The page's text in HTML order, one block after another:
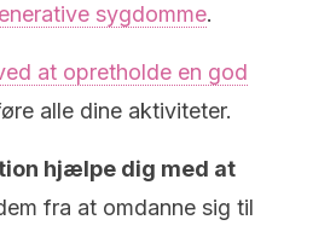
sygdomme.
at opretholde en god
alle dine aktiviteter.
hjælpe dig med at
fra at omdanne sig til